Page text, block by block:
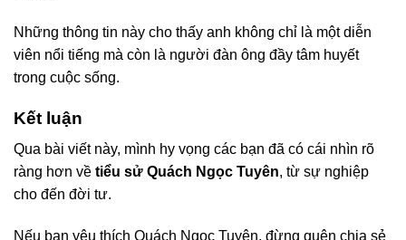
Những thông tin này cho thấy anh không chỉ là một diễn
viên nổi tiếng mà còn là người đàn ông đầy tâm huyết
trong cuộc sống.
Kết luận
Qua bài viết này, mình hy vọng các bạn đã có cái nhìn rõ
ràng hơn về tiểu sử Quách Ngọc Tuyên, từ sự nghiệp
cho đến đời tư.
Nếu bạn yêu thích Quách Ngọc Tuyên, đừng quên chia sẻ